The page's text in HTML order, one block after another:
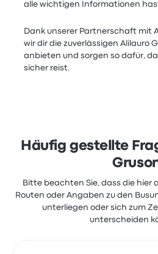
alle wichtigen Informationen
Dank unserer Partnerschaft mit
wir dir die zuverlässigen Alilauro
anbieten und sorgen so dafür,
sicher reist.
Häufig gestellte
Bitte beachten Sie, dass die hier
Routen oder Angaben zu den
unterliegen oder sich zum
unterscheiden